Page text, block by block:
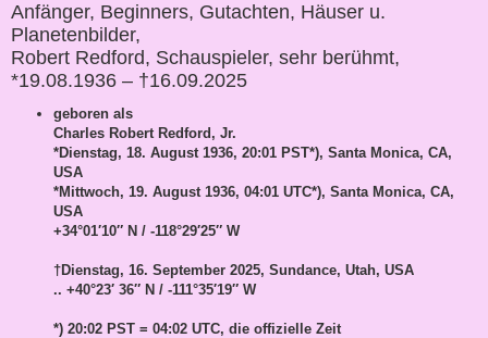
i
t
g
Anfänger, Beginners, Gutachten, Häuser u.
Planetenbilder,
Robert Redford, Schauspieler, sehr berühmt,
*19.08.1936 – †16.09.2025
geboren als
Charles Robert Redford, Jr.
*Dienstag, 18. August 1936, 20:01 PST*), Santa Monica, CA,
USA
*Mittwoch, 19. August 1936, 04:01 UTC*), Santa Monica, CA,
USA
+34°01′10″ N / -118°29′25″ W
†Dienstag, 16. September 2025, Sundance, Utah, USA
.. +40°23′ 36″ N / -111°35′19″ W
*) 20:02 PST = 04:02 UTC, die offizielle Zeit